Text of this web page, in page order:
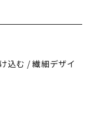
込む / 繊細デザイ